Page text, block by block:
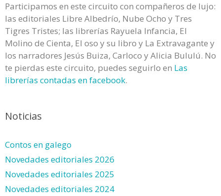
Participamos en este circuito con compañeros de lujo:
las editoriales Libre Albedrío, Nube Ocho y Tres
Tigres Tristes; las librerías Rayuela Infancia, El
Molino de Cienta, El oso y su libro y La Extravagante y
los narradores Jesús Buiza, Carloco y Alicia Bululú. No
te pierdas este circuito, puedes seguirlo en Las
librerías contadas en facebook.
Noticias
Contos en galego
Novedades editoriales 2026
Novedades editoriales 2025
Novedades editoriales 2024